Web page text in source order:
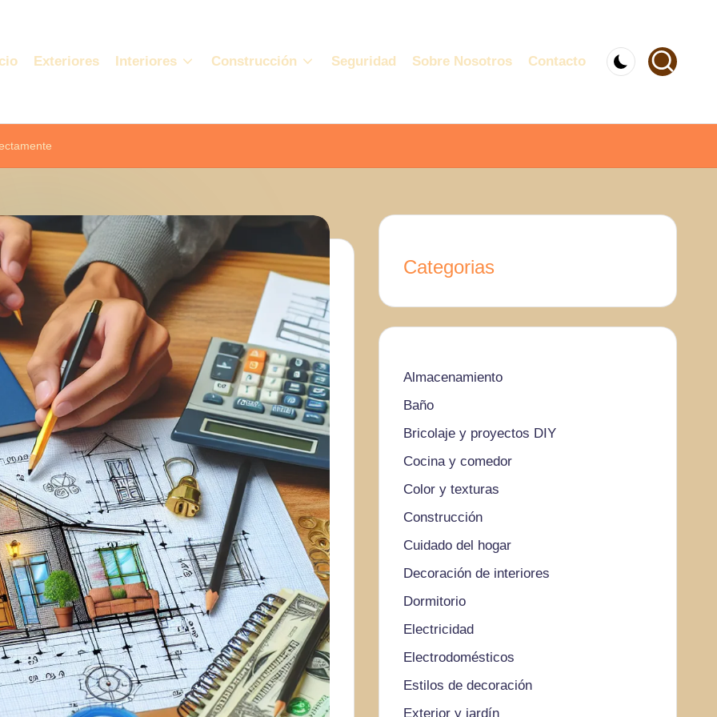
Exteriores Interiores Construcción Seguridad Sobre Nosotros Contacto
Categorias
Almacenamiento
Baño
Bricolaje y proyectos DIY
Cocina y comedor
Color y texturas
Construcción
Cuidado del hogar
Decoración de interiores
Dormitorio
Electricidad
Electrodomésticos
Estilos de decoración
Exterior y jardín